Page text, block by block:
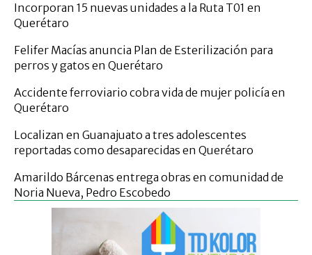
Incorporan 15 nuevas unidades a la Ruta T01 en
Querétaro
Felifer Macías anuncia Plan de Esterilización para
perros y gatos en Querétaro
Accidente ferroviario cobra vida de mujer policía en
Querétaro
Localizan en Guanajuato a tres adolescentes
reportadas como desaparecidas en Querétaro
Amarildo Bárcenas entrega obras en comunidad de
Noria Nueva, Pedro Escobedo